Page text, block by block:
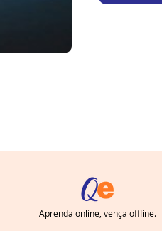
Aprenda online, vença offline.